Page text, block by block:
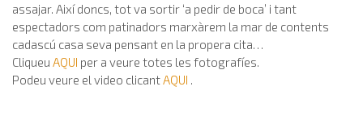
assajar. Així doncs, tot va sortir ‘a pedir de boca’ i tant
espectadors com patinadors marxàrem la mar de contents
cadascú casa seva pensant en la propera cita…
Cliqueu AQUI per a veure totes les fotografíes.
Podeu veure el video clicantAQUI .